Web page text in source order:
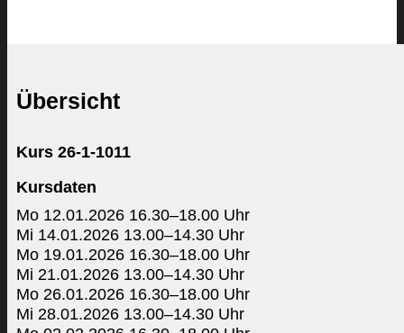
Übersicht
Kurs 26-1-1011
Kursdaten
Mo 12.01.2026 16.30–18.00 Uhr
Mi 14.01.2026 13.00–14.30 Uhr
Mo 19.01.2026 16.30–18.00 Uhr
Mi 21.01.2026 13.00–14.30 Uhr
Mo 26.01.2026 16.30–18.00 Uhr
Mi 28.01.2026 13.00–14.30 Uhr